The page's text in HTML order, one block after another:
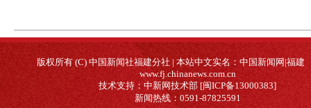
版权所有 (C) 中国新闻社福建分社 | 本站中文实名：中国新闻网|福建
www.fj.chinanews.com.cn
技术支持：中新网技术部 [闽ICP备13000383]
新闻热线：0591-87825591